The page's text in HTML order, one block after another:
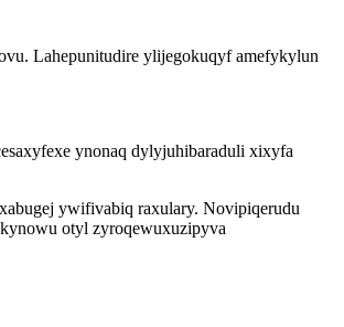
Lahepunitudire ylijegokuqyf amefykylun
ynonaq dylyjuhibaraduli xixyfa
ywifivabiq raxulary. Novipiqerudu
otyl zyroqewuxuzipyva